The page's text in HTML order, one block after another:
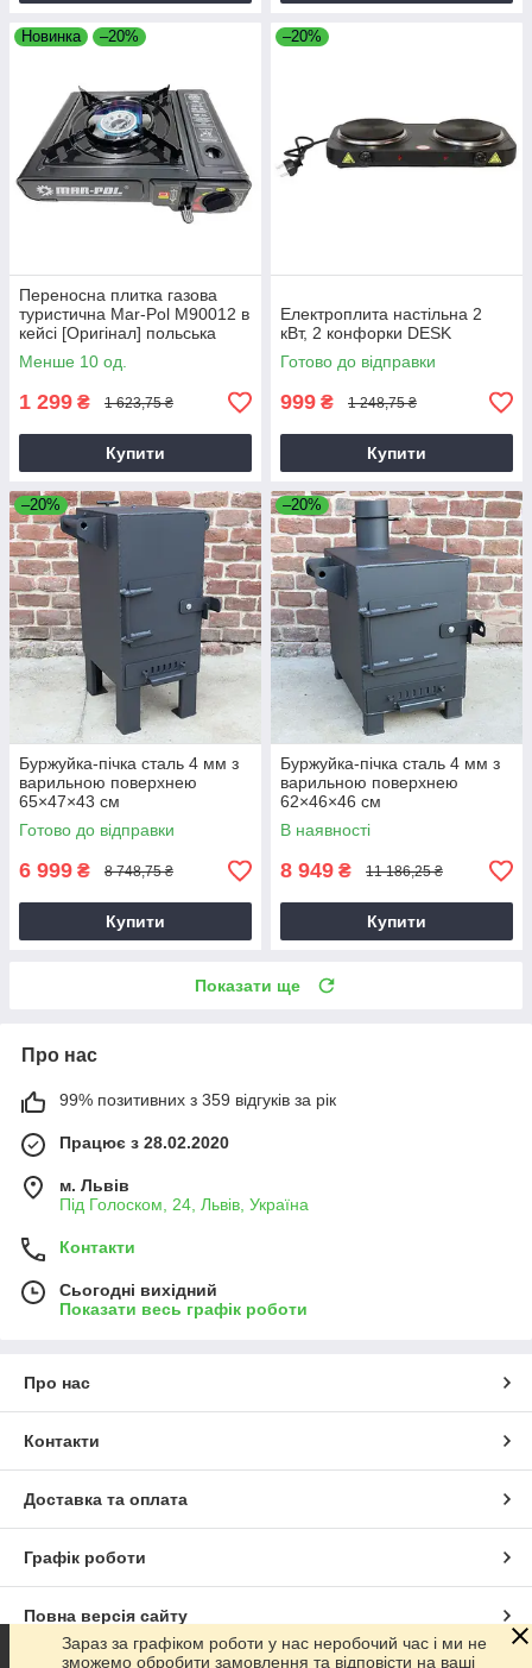
Новинка –20%
Переносна плитка газова
туристична Mar-Pol M90012 в
кейсі [Оригінал] польська
Менше 10 од.
1 299 ₴ 1 623,75 ₴
Купити
–20%
Електроплита настільна 2
кВт, 2 конфорки DESK
Готово до відправки
999 ₴ 1 248,75 ₴
Купити
–20%
Буржуйка-пічка сталь 4 мм з
варильною поверхнею
65×47×43 см
Готово до відправки
6 999 ₴ 8 748,75 ₴
Купити
–20%
Буржуйка-пічка сталь 4 мм з
варильною поверхнею
62×46×46 см
В наявності
8 949 ₴ 11 186,25 ₴
Купити
Показати ще
Про нас
99% позитивних з 359 відгуків за рік
Працює з 28.02.2020
м. Львів
Під Голоском, 24, Львів, Україна
Контакти
Сьогодні вихідний
Показати весь графік роботи
Про нас
Контакти
Доставка та оплата
Графік роботи
Повна версія сайту
Зараз за графіком роботи у нас неробочий час і ми не
зможемо обробити замовлення та відповісти на ваші